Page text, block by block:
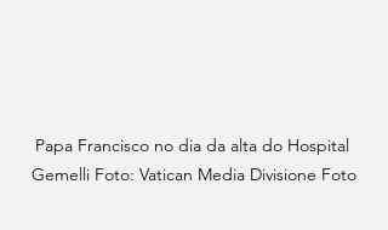
Papa Francisco no dia da alta do Hospital
Gemelli Foto: Vatican Media Divisione Foto